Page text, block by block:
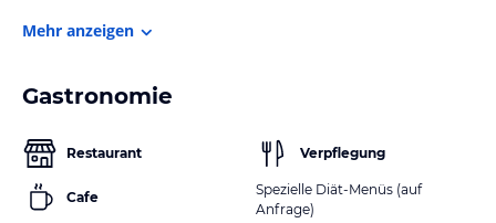
Mehr anzeigen
Gastronomie
Restaurant
Cafe
Verpflegung
Spezielle Diät-Menüs (auf
Anfrage)